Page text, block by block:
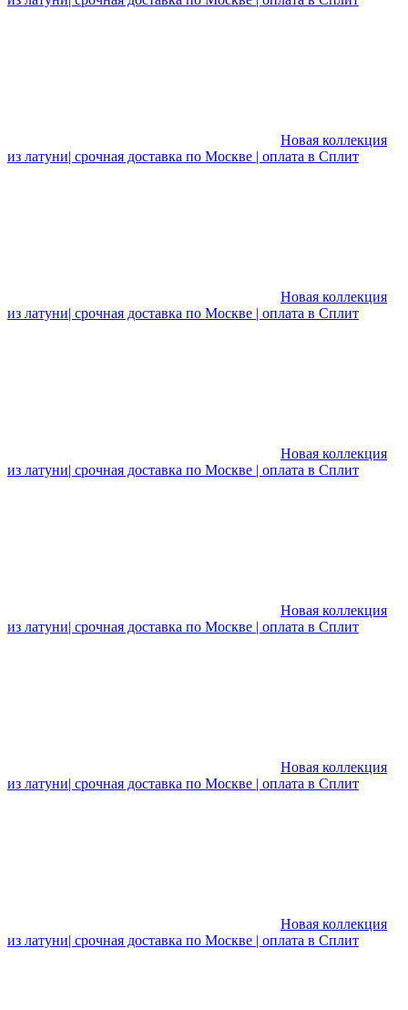
Новая коллекция
из латуни| срочная доставка по Москве | оплата в Сплит
Новая коллекция
из латуни| срочная доставка по Москве | оплата в Сплит
Новая коллекция
из латуни| срочная доставка по Москве | оплата в Сплит
Новая коллекция
из латуни| срочная доставка по Москве | оплата в Сплит
Новая коллекция
из латуни| срочная доставка по Москве | оплата в Сплит
Новая коллекция
из латуни| срочная доставка по Москве | оплата в Сплит